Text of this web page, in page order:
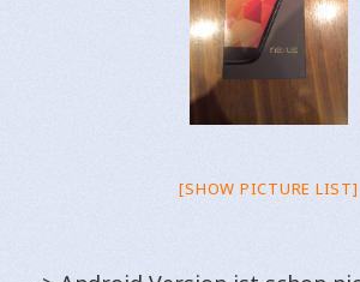
[SHOW PICTURE LIST]